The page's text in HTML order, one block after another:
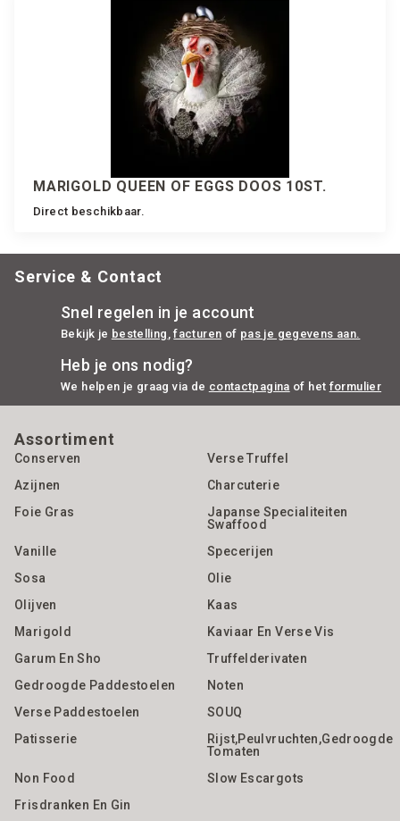
MARIGOLD QUEEN OF EGGS DOOS 10ST.
Direct beschikbaar.
Service & Contact
Snel regelen in je account
Bekijk je bestelling , facturen of pas je gegevens aan.
Heb je ons nodig?
We helpen je graag via de contactpagina of het formulier
Assortiment
Conserven
Verse Truffel
Azijnen
Charcuterie
Foie Gras
Japanse Specialiteiten
Swaffood
Vanille
Specerijen
Sosa
Olie
Olijven
Kaas
Marigold
Kaviaar En Verse Vis
Garum En Sho
Truffelderivaten
Gedroogde Paddestoelen
Noten
Verse Paddestoelen
SOUQ
Patisserie
Rijst,Peulvruchten,gedroogde
Tomaten
Non Food
Slow Escargots
Frisdranken En Gin